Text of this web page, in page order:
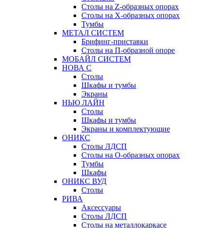
Столы на Z-образных опорах
Столы на Х-образных опорах
Тумбы
МЕТАЛ СИСТЕМ
Брифинг-приставки
Столы на П-образной опоре
МОБАЙЛ СИСТЕМ
НОВА С
Столы
Шкафы и тумбы
Экраны
НЬЮ ЛАЙН
Столы
Шкафы и тумбы
Экраны и комплектующие
ОНИКС
Столы ЛДСП
Столы на О-образных опорах
Тумбы
Шкафы
ОНИКС ВУД
Столы
РИВА
Аксессуары
Столы ЛДСП
Столы на металлокаркасе